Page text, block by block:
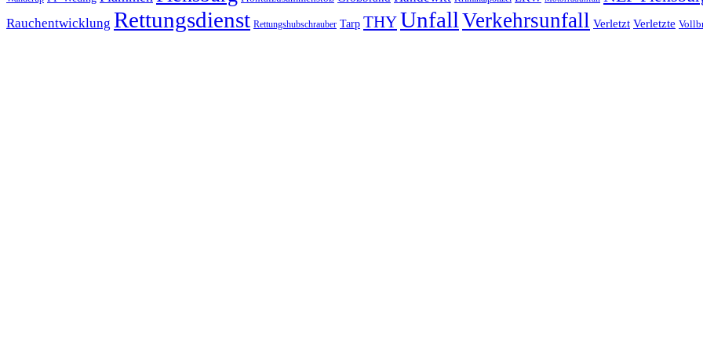
Rauchentwicklung Rettungsdienst Rettungshubschrauber Tarp THYUnfall Verkehrsunfall Verletzt Verletzte